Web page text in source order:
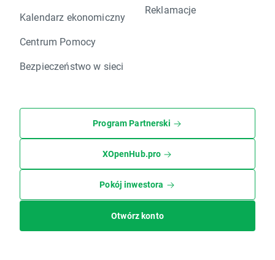
Kalendarz ekonomiczny
Centrum Pomocy
Bezpieczeństwo w sieci
Reklamacje
Program Partnerski
XOpenHub.pro
Pokój inwestora
Otwórz konto